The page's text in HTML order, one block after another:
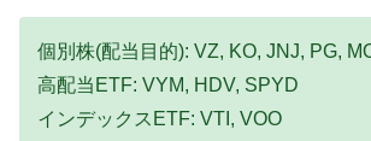
個別株(配当目的): VZ, KO, JNJ, PG,
高配当ETF: VYM, HDV, SPYD
インデックスETF: VTI, VOO